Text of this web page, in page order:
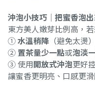
沖泡小技巧｜把蜜香泡
東方美人嫩芽比例高，
①水溫稍降 （避免太燙）
② 置茶量少一點或泡淡
③ 使用開放式沖泡更好
讓蜜香更明亮、口感更滑